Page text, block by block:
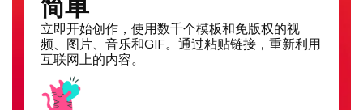
立即开始创作，使用数千个模板和免版权的视
频、图片、音乐和GIF。通过粘贴链接，重新利用
互联网上的内容。